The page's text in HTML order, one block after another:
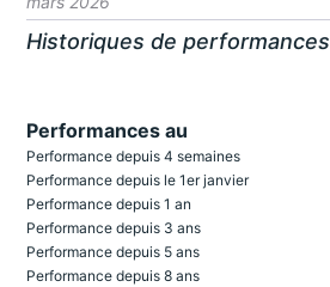
Historiques de performances
Performances au
Performance depuis 4 semaines
Performance depuis le 1er janvier
Performance depuis 1 an
Performance depuis 3 ans
Performance depuis 5 ans
Performance depuis 8 ans